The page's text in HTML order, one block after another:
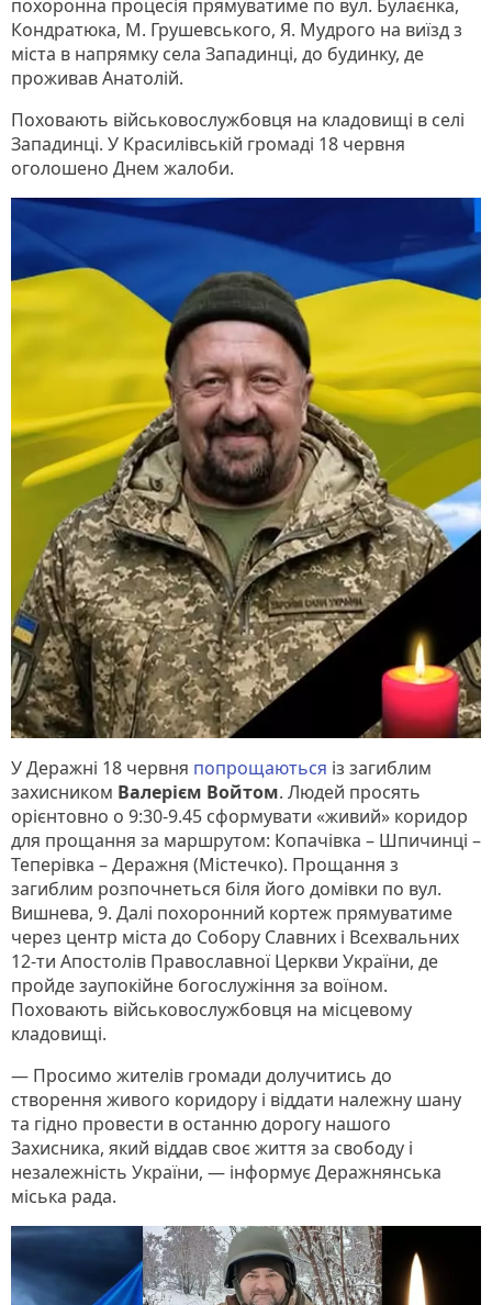
похоронна процесія прямуватиме по вул. Булаєнка,
Кондратюка, М. Грушевського, Я. Мудрого на виїзд з
міста в напрямку села Западинці, до будинку, де
проживав Анатолій.
Поховають військовослужбовця на кладовищі в селі
Западинці. У Красилівській громаді 18 червня
оголошено Днем жалоби.
У Деражні 18 червня попрощаються із загиблим
захисником Валерієм Войтом. Людей просять
орієнтовно о 9:30-9.45 сформувати «живий» коридор
для прощання за маршрутом: Копачівка – Шпичинці –
Теперівка – Деражня (Містечко). Прощання з
загиблим розпочнеться біля його домівки по вул.
Вишнева, 9. Далі похоронний кортеж прямуватиме
через центр міста до Собору Славних і Всехвальних
12-ти Апостолів Православної Церкви України, де
пройде заупокійне богослужіння за воїном.
Поховають військовослужбовця на місцевому
кладовищі.
— Просимо жителів громади долучитись до
створення живого коридору і віддати належну шану
та гідно провести в останню дорогу нашого
Захисника, який віддав своє життя за свободу і
незалежність України, — інформує Деражнянська
міська рада.